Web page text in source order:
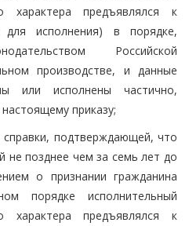
характера предъявлялся к
для исполнения) в порядке,
Российской
производстве, и данные
или исполнены частично,
приказу;
подтверждающей, что
не позднее чем за семь лет до
о признании гражданина
порядке исполнительный
характера предъявлялся к